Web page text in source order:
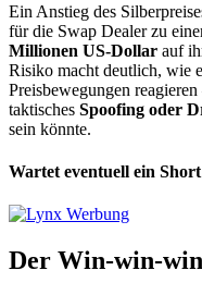
Ein Anstieg des
für die Swap Dealer zu
Millionen US-Dollar auf
Risiko macht deutlich, wie
Preisbewegungen
taktisches Spoofing oder
sein könnte.
Wartet eventuell ein
Der Win-win-